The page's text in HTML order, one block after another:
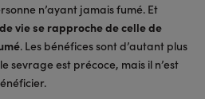
n’ayant jamais fumé. Et
vie se rapproche de celle de
. Les bénéfices sont d’autant plus
sevrage est précoce, mais il n’est